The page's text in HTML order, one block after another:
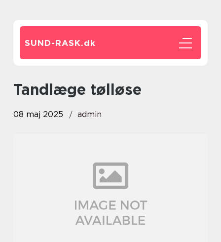
SUND-RASK.dk
tandlæge tølløse
08 maj 2025 admin